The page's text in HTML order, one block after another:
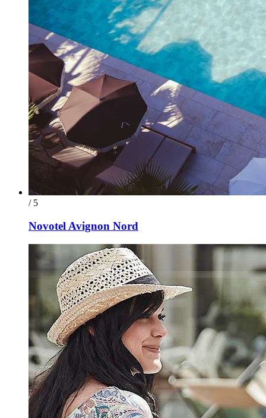
/ 5
Novotel Avignon Nord